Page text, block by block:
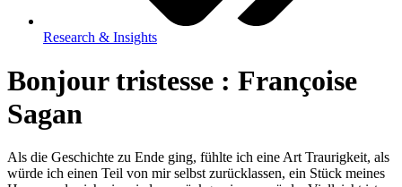
Research & Insights
Bonjour tristesse : Françoise
Sagan
Als die Geschichte zu Ende ging, fühlte ich eine Art Traurigkeit, als
würde ich einen Teil von mir selbst zurücklassen, ein Stück meines